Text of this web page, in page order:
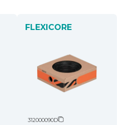
FLEXICORE
312000090D